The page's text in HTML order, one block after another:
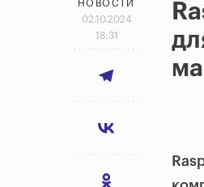
НОВОСТИ
02.10.2024
18:31